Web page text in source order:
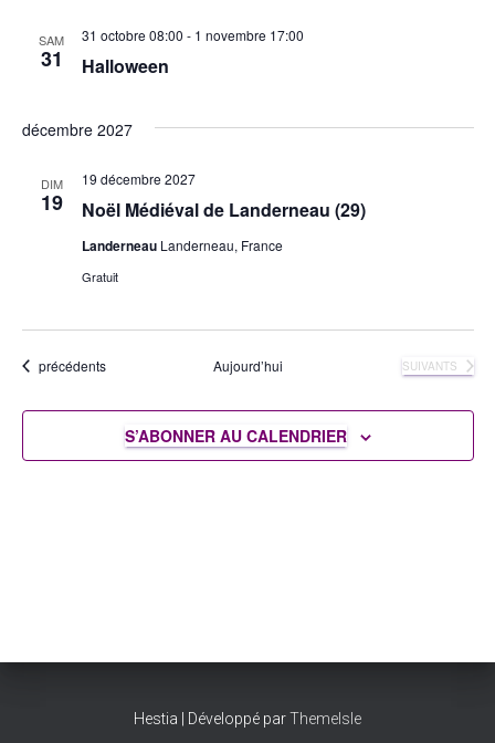
SAM
31 Halloween
31 octobre 08:00 - 1 novembre 17:00
décembre 2027
DIM
19 Noël Médiéval de Landerneau (29)
19 décembre 2027
Landerneau Landerneau, France
Gratuit
Évènements
précédents Aujourd’hui ÉVÈNEMENTS
SUIVANTS
S’ABONNER AU CALENDRIER
Hestia | Développé parThemeIsle